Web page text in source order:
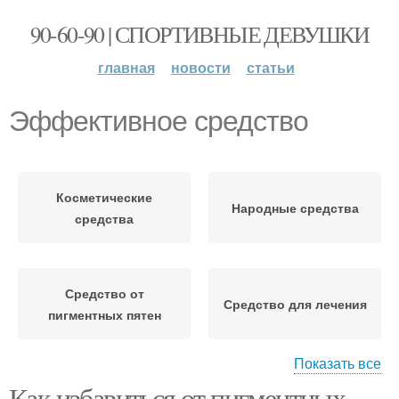
90-60-90 | СПОРТИВНЫЕ ДЕВУШКИ
главная новости статьи
Эффективное средство
Косметические
средства
Народные средства
Средство от
пигментных пятен
Средство для лечения
Показать все